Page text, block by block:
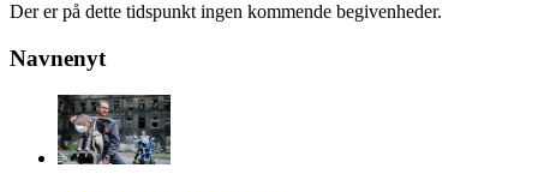
Der er på dette tidspunkt ingen kommende begivenheder.
Navnenyt